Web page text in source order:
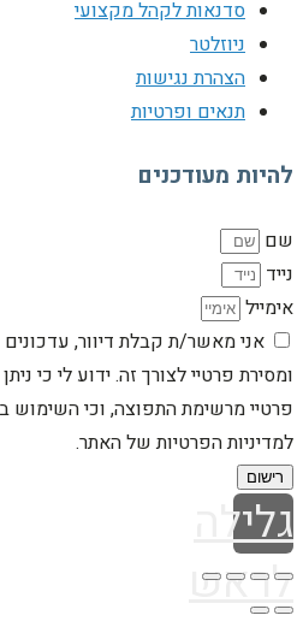
סדנאות לקהל מקצועי
ניוזלטר
הצהרת נגישות
תנאים ופרטיות
להיות מעודכנים
שם
נייד
אימייל
אני מאשר/ת קבלת דיוור, עדכונים
ומסירת פרטיי לצורך זה. ידוע לי כי
פרטיי מרשימת התפוצה, וכי
למדיניות הפרטיות של האתר.
רישום
גלילה
לראש